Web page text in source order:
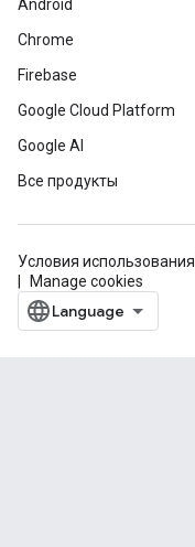
Android
Chrome
Firebase
Google Cloud Platform
Google AI
Все продукты
Условия использования
Manage cookies